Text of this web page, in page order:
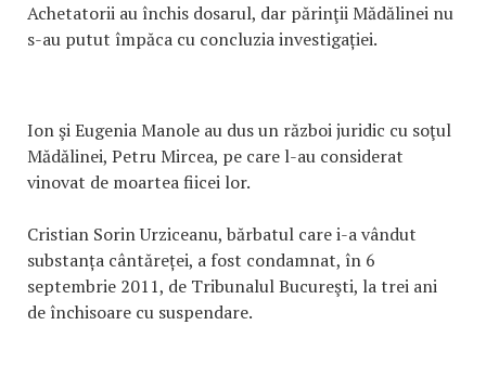
Achetatorii au închis dosarul, dar părinţii Mădălinei nu
s-au putut împăca cu concluzia investigației.
Ion şi Eugenia Manole au dus un război juridic cu soţul
Mădălinei, Petru Mircea, pe care l-au considerat
vinovat de moartea fiicei lor.
Cristian Sorin Urziceanu, bărbatul care i-a vândut
substanța cântăreței, a fost condamnat, în 6
septembrie 2011, de Tribunalul Bucureşti, la trei ani
de închisoare cu suspendare.